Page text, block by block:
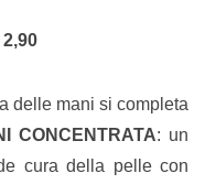
delle mani si completa
CONCENTRATA: un
cura della pelle con